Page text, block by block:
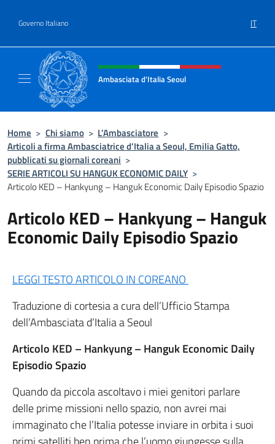
Governo Italiano IT
Intestazione sito, social e menù
Ambasciata d'Italia Seoul
Home > Chi siamo > L’Ambasciatore >
Articoli a firma Ambasciatrice d’Italia a Seoul, Emilia Gatto,
pubblicati su giornali coreani >
SERIE ARTICOLI SU HANGUK ECONOMIC DAILY >
Articolo KED – Hankyung – Hanguk Economic Daily Episodio Spazio
Articolo KED – Hankyung – Hanguk
Economic Daily Episodio Spazio
LEGGI TESTO ARTICOLO IN COREANO
Traduzione di cortesia a cura dell’Ufficio Stampa
dell’Ambasciata d’Italia a Seoul
Articolo KED – Hankyung – Hanguk Economic Daily
Episodio Spazio
Quando da piccola ascoltavo i miei genitori parlare
delle prime missioni nello spazio, non avrei mai
immaginato che l’Italia potesse inviare in orbita i suoi